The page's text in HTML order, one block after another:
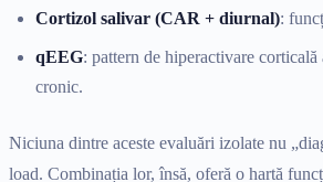
Cortizol salivar (CAR + diurnal):
qEEG: pattern de hiperactivare corticală
cronic.
Niciuna dintre aceste evaluări izolate nu
load. Combinația lor, însă, oferă o hartă